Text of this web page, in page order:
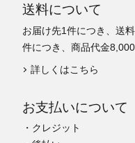
送料について
お届け先1件につき、送
件につき、商品代金
詳しくはこちら
お支払いについて
・クレジット